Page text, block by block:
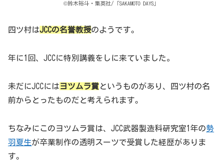
©鈴木裕斗・集英社/「SAKAMOTO DAYS」
四ツ村はJCCの名誉教授のようです。
年に1回、JCCに特別講義をしに来ていました。
未だにJCCにはヨツムラ賞 というものがあり、四ツ村の名
前からとったものだと考えられます。
ちなみにこのヨツムラ賞は、JCC武器製造科研究室1年の勢
羽夏生が卒業制作の透明スーツで受賞した経歴がありま
す。